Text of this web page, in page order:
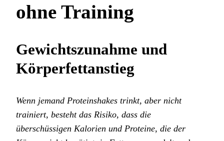
ohne Training
Gewichtszunahme und
Körperfettanstieg
Wenn jemand Proteinshakes trinkt, aber nicht
trainiert, besteht das Risiko, dass die
überschüssigen Kalorien und Proteine, die der